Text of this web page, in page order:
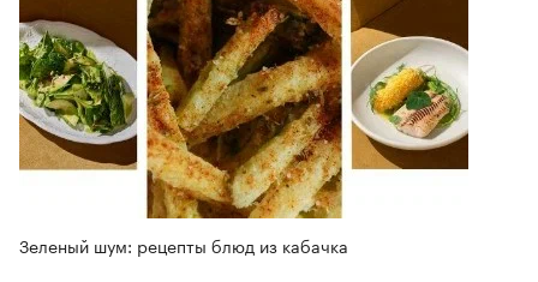
Зеленый шум: рецепты блюд из кабачка